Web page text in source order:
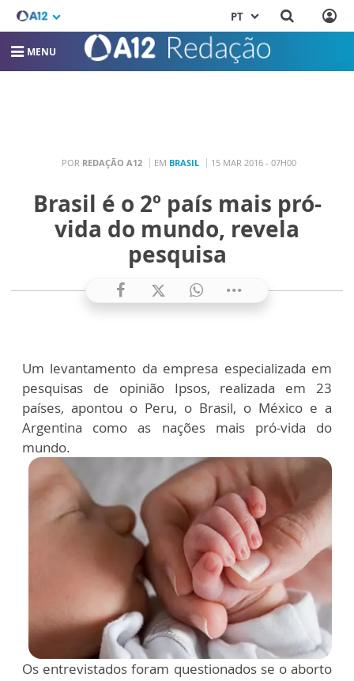
PT
MENU
POR REDAÇÃO A12 EM BRASIL 15 MAR 2016 - 07H00
Brasil é o 2º país mais pró-
vida do mundo, revela
pesquisa
Um levantamento da empresa especializada em
pesquisas de opinião Ipsos, realizada em 23
países, apontou o Peru, o Brasil, o México e a
Argentina como as nações mais pró-vida do
mundo.
Os entrevistados foram questionados se o aborto